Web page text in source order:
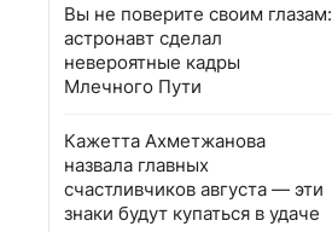
Вы не поверите своим глазам:
астронавт сделал
невероятные кадры
Млечного Пути
Кажетта Ахметжанова
назвала главных
счастливчиков августа — эти
знаки будут купаться в удаче